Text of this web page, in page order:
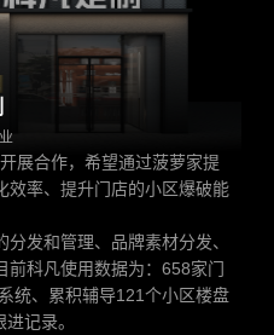
展合作，希望通过菠萝家提
效率、提升门店的小区爆破能
发和管理、品牌素材分发、
前科凡使用数据为：658家门
统、累积辅导121个小区楼盘
记录。